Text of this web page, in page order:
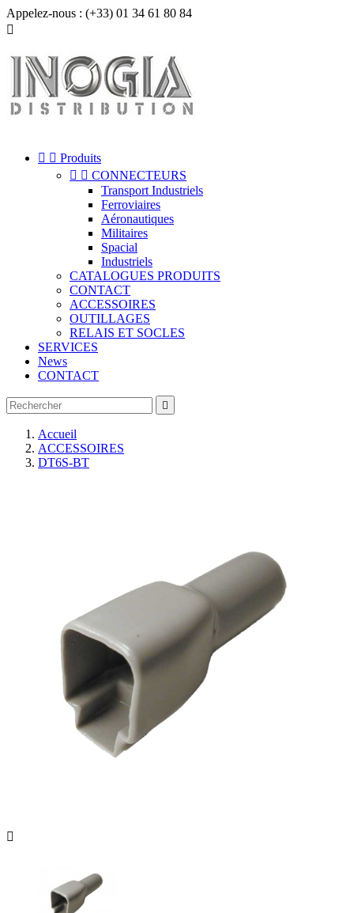
Appelez-nous : (+33) 01 34 61 80 84

  Produits
  CONNECTEURS
Transport Industriels
Ferroviaires
Aéronautiques
Militaires
Spacial
Industriels
CATALOGUES PRODUITS
CONTACT
ACCESSOIRES
OUTILLAGES
RELAIS ET SOCLES
SERVICES
News
CONTACT

Accueil
ACCESSOIRES
DT6S-BT
